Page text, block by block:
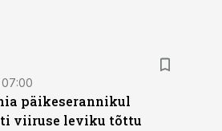
päikeserannikul
viiruse leviku tõttu